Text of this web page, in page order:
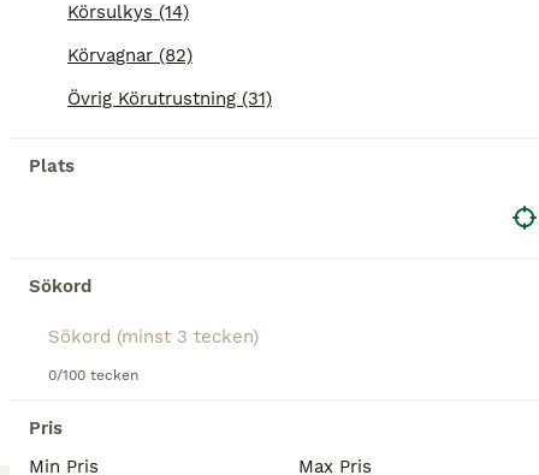
Körsulkys (14)
Körvagnar (82)
Övrig Körutrustning (31)
Plats
Sökord
0/100 tecken
Pris
Min Pris
Max Pris
BOOST
NH gig
Körvagnar